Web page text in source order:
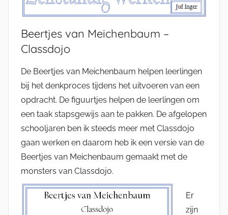
Beertjes van Meichenbaum –
Classdojo
De Beertjes van Meichenbaum helpen leerlingen
bij het denkproces tijdens het uitvoeren van een
opdracht. De figuurtjes helpen de leerlingen om
een taak stapsgewijs aan te pakken. De afgelopen
schooljaren ben ik steeds meer met Classdojo
gaan werken en daarom heb ik een versie van de
Beertjes van Meichenbaum gemaakt met de
monsters van Classdojo.
Er
zijn